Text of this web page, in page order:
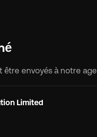
envoyés à notre
Limited